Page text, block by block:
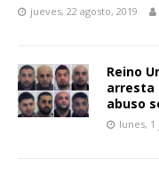
jueves, 22 agosto, 2019
Reino
arresta
abuso
lunes, 1